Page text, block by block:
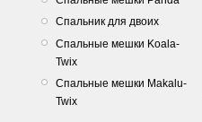
Спальник для двоих
Спальные мешки Koala-
Twix
Спальные мешки Makalu-
Twix